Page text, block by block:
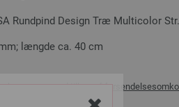
Rundpind Design Træ Multicolor
længde ca. 40 cm
eks. moms, med tillæg af